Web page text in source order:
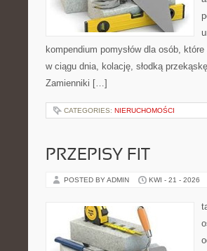
kompendium pomysłów dla osób,
w ciągu dnia, kolację, słodką
Zamienniki […]
CATEGORIES: NIERUCHOMOŚCI
PRZEPISY FIT
POSTED BY ADMIN KWI - 21 - 2026